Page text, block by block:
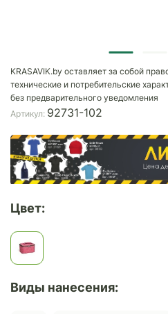
KRASAVIK.by оставляет за собой
технические и потребительские
без предварительного уведомления
Артикул: 92731-102
Цвет:
Виды нанесения: